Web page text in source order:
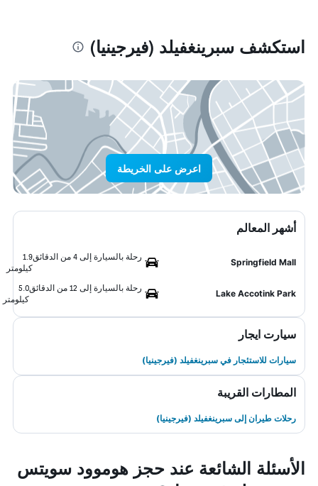
استكشف سبرينغفيلد (فيرجينيا)
اعرض على الخريطة
أشهر المعالم
Springfield Mall
رحلة بالسيارة إلى 4 من الدقائق
1.9
كيلومتر
Lake Accotink Park
رحلة بالسيارة إلى 12 من الدقائق
5.0
كيلومتر
سيارت ايجار
سيارات للاستئجار في سبرينغفيلد (فيرجينيا)
المطارات القريبة
رحلات طيران إلى سبرينغفيلد (فيرجينيا)
الأسئلة الشائعة عند حجز هوموود سويتس